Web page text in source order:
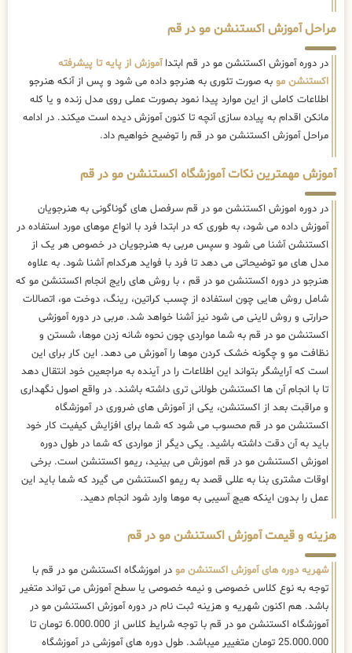
مراحل آموزش اکستنشن مو در قم
در دوره آموزش اکستنشن مو در قم ابتداآموزش از پایه تا پیشرفته
اکستنشن مو به صورت تئوری به هنرجو داده می شود و پس از آنکه هنرجو
اطلاعات کاملی از این موارد پیدا نمود بصورت عملی روی مدل زنده و یا کله
مانکن اقدام به پیاده سازی آنچه تا کنون آموزش دیده است میکند. در ادامه
مراحل آموزش اکستنشن مو در قم را توضیح خواهیم داد.
آموزش مهمترین نکات آموزشگاه اکستنشن مو در قم
در دوره اموزش اکستنشن مو در قم سرفصل های گوناگونی به هنرجویان
آموزش داده می شود، به طوری که در ابتدا فرد با انواع موهای مورد استفاده در
اکستنشن آشنا می شود و سپس مربی به هنرجویان در خصوص هر یک از
مدل های مو توضیحاتی می دهد تا فرد با فواید هرکدام آشنا شود. به علاوه
هنرجو در دوره اکستنشن مو در قم ، با روش های رایج انجام اکستنشن مو که
شامل روش هایی چون استفاده از چسب کراتین، رینگ، دوخت مو، اتصالات
حرارتی و روش لاینی می شود نیز آشنا خواهد شد. مربی در دوره آموزشی
اکستنشن مو در قم به شما مواردی چون نحوه شانه زدن موها، شستن و
نظافت مو و چگونه خشک کردن موها را آموزش می دهد. این کار برای این
است که آرایشگر بتواند این اطلاعات را در آینده به مراجعین خود انتقال دهد
تا با انجام آن ها اکستنشن طولانی تری داشته باشند. در واقع اصول نگهداری
و مراقبت بعد از اکستنشن، یکی از آموزش های ضروری در آموزشگاه
اکستنشن مو در قم محسوب می شود که شما برای افزایش کیفیت کار خود
باید به آن دقت داشته باشید. یکی دیگر از مواردی که شما در طول دوره
اموزش اکستنشن مو در قم اموزش می بینید، ریمو اکستنشن است. برخی
اوقات مشتری بنا به عللی قصد به ریمو اکستنشن می گیرد که شما باید این
عمل را بدون اینکه هیچ آسیبی به موها وارد شود انجام دهید.
هزینه و قیمت آموزش اکستنشن مو در قم
شهریه دوره های آموزش اکستنشن مو در اموزشگاه اکستنشن مو در قم با
توجه به نوع کلاس خصوصی و نیمه خصوصی یا سطح آموزش می تواند متغیر
باشد. هم اکنون شهریه و هزینه ثبت نام در دوره آموزش اکستنشن مو در
آموزشگاه اکستنشن مو در قم با توجه شرایط کلاس از 6.000.000 تومان تا
25.000.000 تومان متغییر میباشد. طول دوره های آموزشی در آموزشگاه